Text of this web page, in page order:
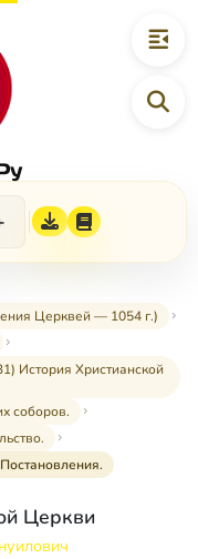
Церквей — 1054 г.)
История Христианской
соборов.
Церкви